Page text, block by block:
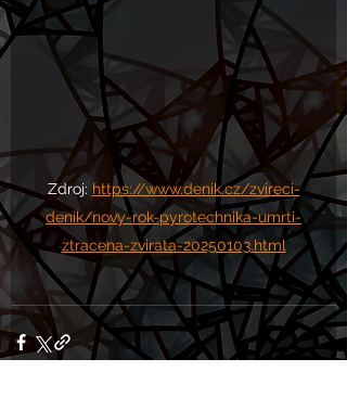
Zdroj: https://www.denik.cz/zvireci-
denik/novy-rok-pyrotechnika-umrti-
ztracena-zvirata-20250103.html